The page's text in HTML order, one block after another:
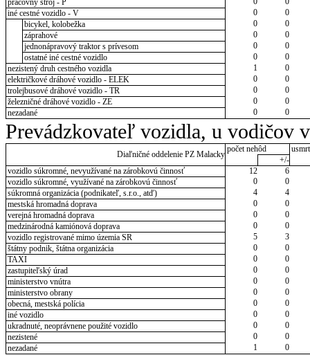
pracovný stroj - P
iné cestné vozidlo - V
0
0
bicykel, kolobežka
0
0
záprahové
0
0
jednonápravový traktor s prívesom
0
0
ostatné iné cestné vozidlo
0
0
nezistený druh cestného vozidla
1
0
električkové dráhové vozidlo - ELEK
0
0
trolejbusové dráhové vozidlo - TR
0
0
železničné dráhové vozidlo - ZE
0
0
nezadané
0 0
Prevádzkovateľ vozidla, u vodičov
Diaľničné oddelenie PZ Malacky
počet nehôd
+/-
vozidlo súkromné, nevyužívané na zárobkovú činnosť
12
6
vozidlo súkromné, využívané na zárobkovú činnosť
0
0
súkromná organizácia (podnikateľ, s.r.o., atď)
4
4
mestská hromadná doprava
0
0
verejná hromadná doprava
0
0
medzinárodná kamiónová doprava
0
0
vozidlo registrované mimo územia SR
5
3
štátny podnik, štátna organizácia
0
0
TAXI
0
0
zastupiteľský úrad
0
0
ministerstvo vnútra
0
0
ministerstvo obrany
0
0
obecná, mestská polícia
0
0
iné vozidlo
0
0
ukradnuté, neoprávnene použité vozidlo
0
0
nezistené
0
0
nezadané
1 0